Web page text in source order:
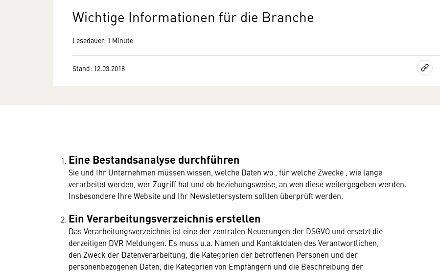
Wichtige Informationen für die Branche
Lesedauer: 1 Minute
Stand: 12.03.2018
Eine Bestandsanalyse durchführen
Sie und Ihr Unternehmen müssen wissen, welche Daten wo , für welche Zwecke , wie lange
verarbeitet werden, wer Zugriff hat und ob beziehungsweise, an wen diese weitergegeben werden.
Insbesondere Ihre Website und Ihr Newslettersystem sollten überprüft werden.
Ein Verarbeitungsverzeichnis erstellen
Das Verarbeitungsverzeichnis ist eine der zentralen Neuerungen der DSGVO und ersetzt die
derzeitigen DVR Meldungen. Es muss u.a. Namen und Kontaktdaten des Verantwortlichen,
den Zweck der Datenverarbeitung, die Kategorien der betroffenen Personen und der
personenbezogenen Daten, die Kategorien von Empfängern und die Beschreibung der